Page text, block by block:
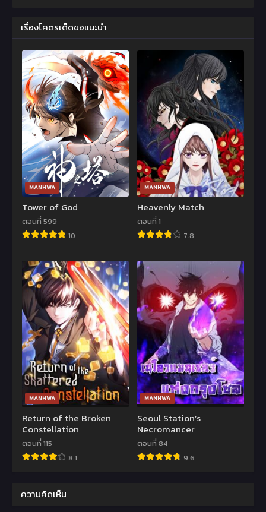
เรื่องโคตรเด็ดขอแนะนำ
MANHWA
Tower of God
ตอนที่ 599
10
MANHWA
Heavenly Match
ตอนที่ 1
7.8
MANHWA
Return of the Broken
Constellation
ตอนที่ 115
8.1
MANHWA
Seoul Station’s
Necromancer
ตอนที่ 84
9.6
ความคิดเห็น